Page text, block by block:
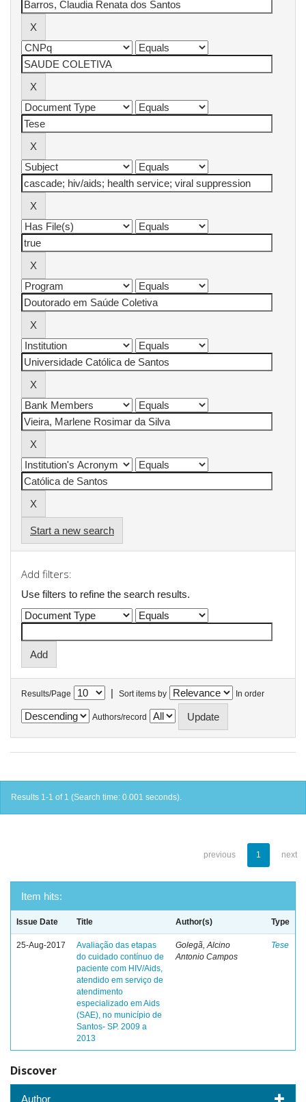
Start a new search
Add filters:
Use filters to refine the search results.
Results/Page | Sort items by In order
Authors/record
Results 1-1 of 1 (Search time: 0.001 seconds).
previous 1 next
Item hits:
Issue Date Title Author(s) Type
25-Aug-2017
Avaliação das etapas
do cuidado contínuo de
paciente com HIV/Aids,
atendido em serviço de
atendimento
especializado em Aids
(SAE), no município de
Santos- SP. 2009 a
2013
Golegã, Alcino
Antonio Campos
Tese
Discover
Author